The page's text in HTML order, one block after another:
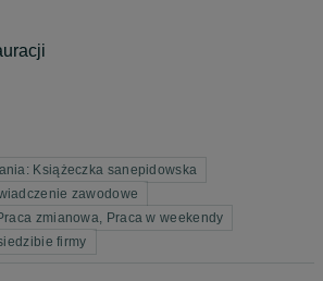
Książeczka sanepidowska
zawodowe
zmianowa, Praca w weekendy
firmy